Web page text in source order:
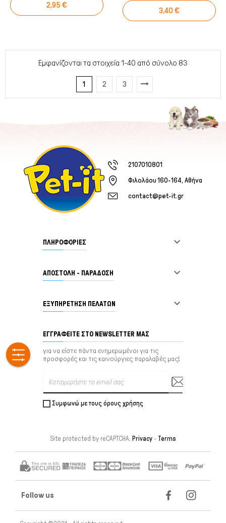
2,95 €
3,40 €
Εμφανίζονται τα στοιχεία 1-40 από σύνολο 83
1 2 3
2107010801
Φιλολάου 160-164, Αθήνα
contact@pet-it.gr
ΠΛΗΡΟΦΟΡΙΕΣ 
ΑΠΟΣΤΟΛΗ - ΠΑΡΑΔΟΣΗ 
ΕΞΥΠΗΡΈΤΗΣΗ ΠΕΛΑΤΏΝ 
ΕΓΓΡΑΦΕΊΤΕ ΣΤΟ NEWSLETTER ΜΑΣ
για να είστε πάντα ενημερωμένοι για τις
προσφορές και τις καινούργιες παραλαβές μας!
Συμφωνώ με τους όρους χρήσης
Site protected by reCAPTCHA. Privacy- Terms
Follow us